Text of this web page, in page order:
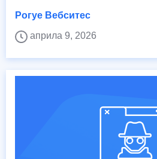
Рогуе Вебситес
априла 9, 2026